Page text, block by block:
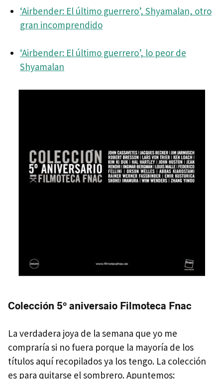
‘Airbender: El último guerrero’, Shyamalan, otro
gran incomprendido
‘Airbender: El último guerrero’, lo peor de
Shyamalan
Colección 5º aniversaio Filmoteca Fnac
La verdadera joya de la semana que yo me
compraría si no fuera porque la mayoría de los
títulos aquí recopilados ya los tengo. La colección
es para quitarse el sombrero. Apuntemos: